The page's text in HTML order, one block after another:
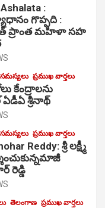
:
గొప్పది :
ప్రాంత మహిళా సహ
ప్రముఖ వార్తలు
కేంద్రాల‌ను
శ్రీనాథ్
ప్రముఖ వార్తలు
Reddy: శ్రీ లక్ష్మీ
రెడ్డి
తెలంగాణ ప్రముఖ వార్తలు